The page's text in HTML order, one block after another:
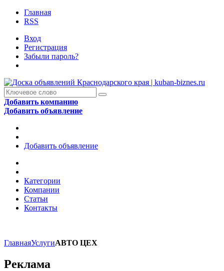
Главная
RSS
Вход
Регистрация
Забыли пароль?
Добавить компанию
Добавить объявление
Добавить объявление
Категории
Компании
Статьи
Контакты
ГлавнаяУслугиАВТО ЦЕХ
Реклама